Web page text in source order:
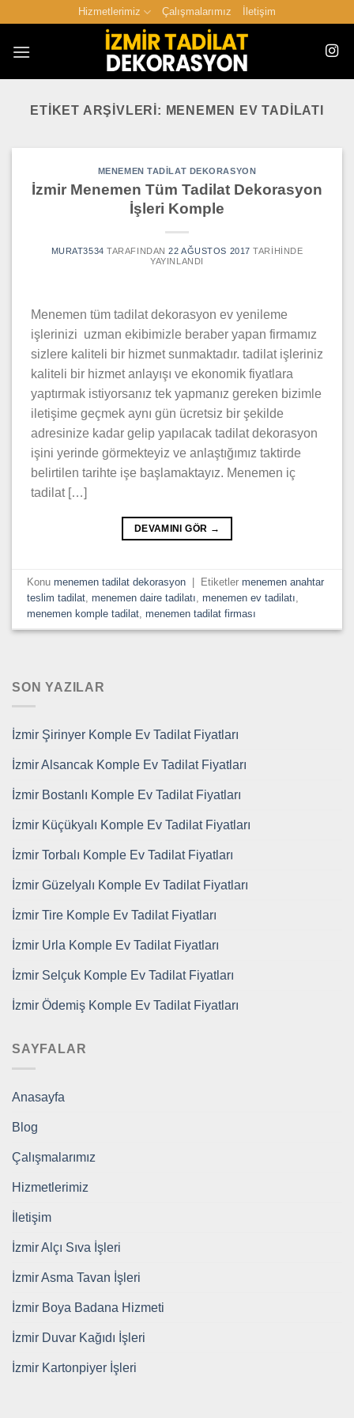
Hizmetlerimiz Çalışmalarımız İletişim
ETIKET ARŞIVLERI: MENEMEN EV TADILATI
MENEMEN TADILAT DEKORASYON
İzmir Menemen Tüm Tadilat Dekorasyon
İşleri Komple
MURAT3534 TARAFINDAN 22 AĞUSTOS 2017 TARIHINDE
YAYINLANDI
Menemen tüm tadilat dekorasyon ev yenileme
işlerinizi uzman ekibimizle beraber yapan firmamız
sizlere kaliteli bir hizmet sunmaktadır. tadilat işleriniz
kaliteli bir hizmet anlayışı ve ekonomik fiyatlara
yaptırmak istiyorsanız tek yapmanız gereken bizimle
iletişime geçmek aynı gün ücretsiz bir şekilde
adresinize kadar gelip yapılacak tadilat dekorasyon
işini yerinde görmekteyiz ve anlaştığımız taktirde
belirtilen tarihte işe başlamaktayız. Menemen iç
tadilat […]
DEVAMINI GÖR →
Konumenemen tadilat dekorasyon Etiketlermenemen anahtar
teslim tadilat ,menemen daire tadilatı ,menemen ev tadilatı
menemen komple tadilat ,menemen tadilat firması
SON YAZILAR
İzmir Şirinyer Komple Ev Tadilat Fiyatları
İzmir Alsancak Komple Ev Tadilat Fiyatları
İzmir Bostanlı Komple Ev Tadilat Fiyatları
İzmir Küçükyalı Komple Ev Tadilat Fiyatları
İzmir Torbalı Komple Ev Tadilat Fiyatları
İzmir Güzelyalı Komple Ev Tadilat Fiyatları
İzmir Tire Komple Ev Tadilat Fiyatları
İzmir Urla Komple Ev Tadilat Fiyatları
İzmir Selçuk Komple Ev Tadilat Fiyatları
İzmir Ödemiş Komple Ev Tadilat Fiyatları
SAYFALAR
Anasayfa
Blog
Çalışmalarımız
Hizmetlerimiz
İletişim
İzmir Alçı Sıva İşleri
İzmir Asma Tavan İşleri
İzmir Boya Badana Hizmeti
İzmir Duvar Kağıdı İşleri
İzmir Kartonpiyer İşleri